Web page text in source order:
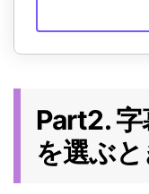
Part2.
を選ぶ